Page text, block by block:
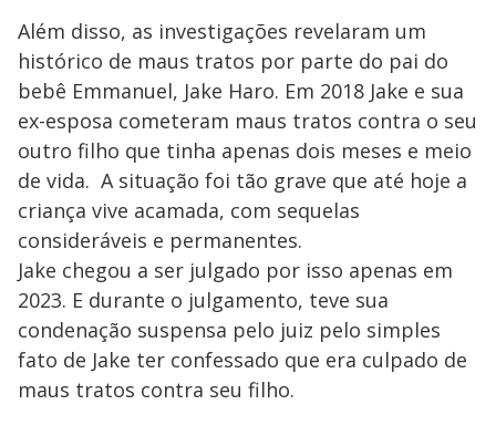
Além disso, as investigações revelaram um
histórico de maus tratos por parte do pai do
bebê Emmanuel, Jake Haro. Em 2018 Jake e sua
ex-esposa cometeram maus tratos contra o seu
outro filho que tinha apenas dois meses e meio
de vida. A situação foi tão grave que até hoje a
criança vive acamada, com sequelas
consideráveis e permanentes.
Jake chegou a ser julgado por isso apenas em
2023. E durante o julgamento, teve sua
condenação suspensa pelo juiz pelo simples
fato de Jake ter confessado que era culpado de
maus tratos contra seu filho.